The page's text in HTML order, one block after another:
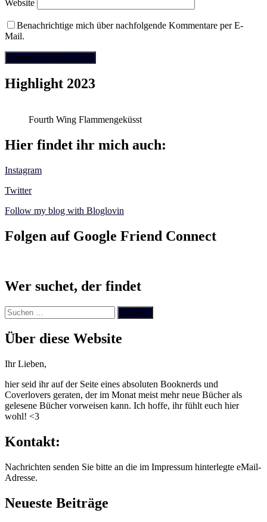
Website
Benachrichtige mich über nachfolgende Kommentare per E-
Mail.
Highlight 2023
Fourth Wing Flammengeküsst
Hier findet ihr mich auch:
Instagram
Twitter
Follow my blog with Bloglovin
Folgen auf Google Friend Connect
Wer suchet, der findet
Suchen
nach:
Über diese Website
Ihr Lieben,
hier seid ihr auf der Seite eines absoluten Booknerds und
Coverlovers geraten, der im Monat meist mehr neue Bücher als
gelesene Bücher vorweisen kann. Ich hoffe, ihr fühlt euch hier
wohl! <3
Kontakt:
Nachrichten senden Sie bitte an die im Impressum hinterlegte eMail-
Adresse.
Neueste Beiträge